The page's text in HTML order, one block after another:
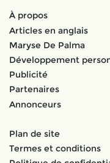
À propos
Articles en anglais
Maryse De Palma
Développement
Publicité
Partenaires
Annonceurs
Plan de site
Termes et conditions